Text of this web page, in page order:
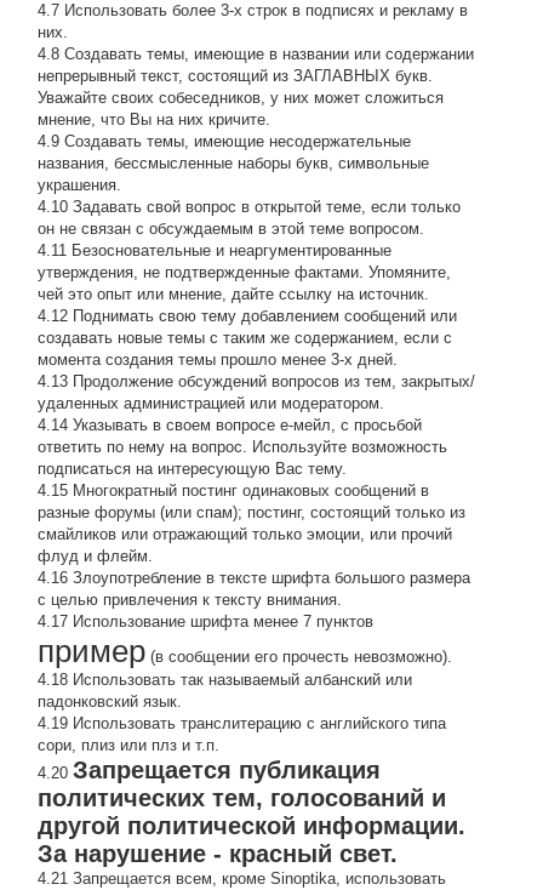
4.7 Использовать более 3-х строк в подписях и рекламу в
них.
4.8 Создавать темы, имеющие в названии или содержании
непрерывный текст, состоящий из ЗАГЛАВНЫХ букв.
Уважайте своих собеседников, у них может сложиться
мнение, что Вы на них кричите.
4.9 Создавать темы, имеющие несодержательные
названия, бессмысленные наборы букв, символьные
украшения.
4.10 Задавать свой вопрос в открытой теме, если только
он не связан с обсуждаемым в этой теме вопросом.
4.11 Безосновательные и неаргументированные
утверждения, не подтвержденные фактами. Упомяните,
чей это опыт или мнение, дайте ссылку на источник.
4.12 Поднимать свою тему добавлением сообщений или
создавать новые темы с таким же содержанием, если с
момента создания темы прошло менее 3-х дней.
4.13 Продолжение обсyждений вопросов из тем, закpытых/
удаленных администрацией или модератором.
4.14 Указывать в своем вопросе е-мейл, с просьбой
ответить по нему на вопрос. Используйте возможность
подписаться на интересующую Вас тему.
4.15 Многократный постинг одинаковых сообщений в
разные форумы (или спам); постинг, состоящий только из
смайликов или отражающий только эмоции, или прочий
флуд и флейм.
4.16 Злоупотребление в тексте шрифта большого размера
с целью привлечения к тексту внимания.
4.17 Использование шрифта менее 7 пунктов
пример (в сообщении его прочесть невозможно).
4.18 Использовать так называемый албанский или
падонковский язык.
4.19 Использовать транслитерацию с английского типа
сори, плиз или плз и т.п.
4.20Запрещается публикация
политических тем, голосований и
другой политической информации.
За нарушение - красный свет.
4.21 Запрещается всем, кроме Sinoptika, использовать